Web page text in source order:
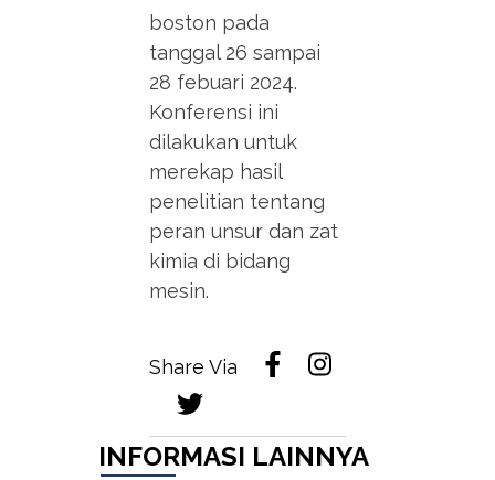
boston pada
tanggal 26 sampai
28 febuari 2024.
Konferensi ini
dilakukan untuk
merekap hasil
penelitian tentang
peran unsur dan zat
kimia di bidang
mesin.
Share Via
INFORMASI LAINNYA